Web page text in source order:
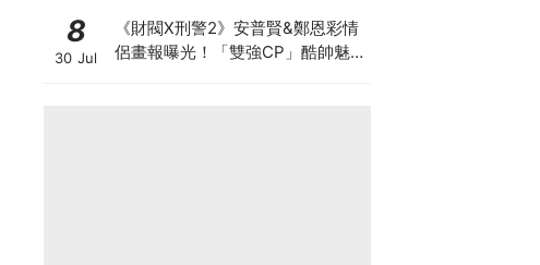
8
30 Jul
《財閥X刑警2》安普賢&鄭恩彩情
侶畫報曝光！「雙強CP」酷帥魅